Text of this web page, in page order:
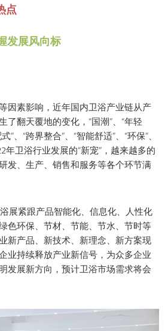
点
发展风向标
因素影响，近年国内卫浴产业链从产
了翻天覆地的变化，“国潮”、“年轻
”、“跨界整合”、“智能舒适”、“环保”、
年卫浴行业发展的“新宠”，越来越多的
发、生产、销售和服务等各个环节满
展紧跟产品智能化、信息化、人性化
色环保、节材、节能、节水、节时等
新产品、新技术、新理念、新方案现
业持续释放产业新信号，为众多企业
发展新方向，预计卫浴市场需求将会